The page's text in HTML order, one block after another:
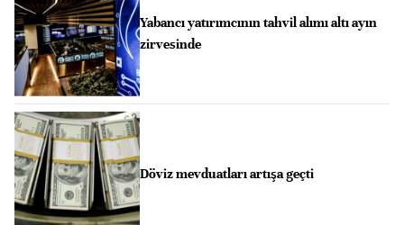
Yabancı yatırımcının tahvil alımı altı ayın
zirvesinde
Döviz mevduatları artışa geçti